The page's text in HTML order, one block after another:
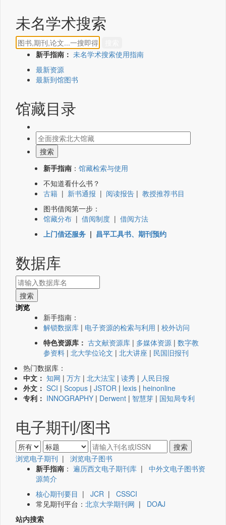
未名学术搜索
新手指南： 未名学术搜索使用指南
最新资源
最新到馆图书
馆藏目录
新手指南 ： 馆藏检索与使用
不知道看什么书？
古籍 | 新书通报 | 阅读报告 | 教授推荐书目
图书借阅第一步：
馆藏分布 | 借阅制度 | 借阅方法
上门借还服务 | 昌平工具书、期刊预约
数据库
浏览
新手指南：
解锁数据库 | 电子资源的检索与利用 | 校外访问
特色资源库： 古文献资源库 | 多媒体资源 | 数字教
参资料 | 北大学位论文 | 北大讲座 | 民国旧报刊
热门数据库：
中文： 知网 | 万方 | 北大法宝 | 读秀 | 人民日报
外文： SCI | Scopus | JSTOR | lexis | heinonline
专利： INNOGRAPHY | Derwent | 智慧芽 | 国知局专利
电子期刊/图书
浏览电子期刊 | 浏览电子图书
新手指南 ： 遍历西文电子期刊库 | 中外文电子图书资
源简介
核心期刊要目 | JCR | CSSCI
常见期刊平台： 北京大学期刊网 | DOAJ
站内搜索